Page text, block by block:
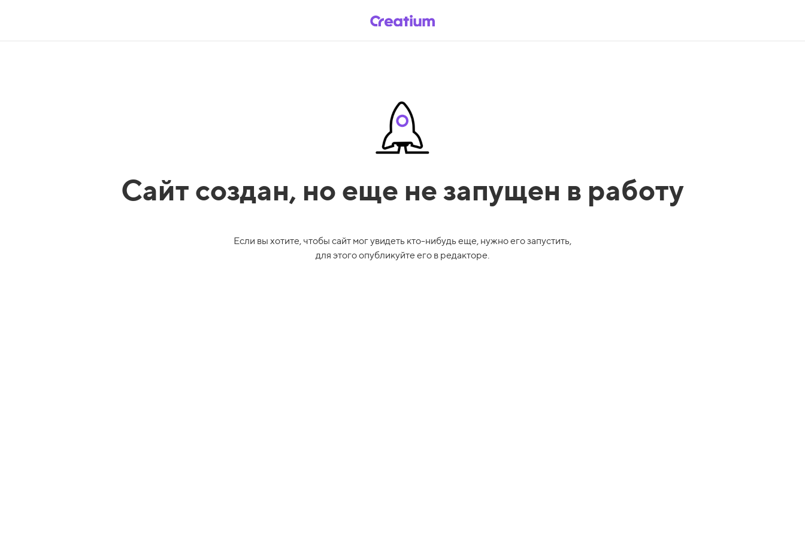
Сайт создан, но еще не запущен в работу
Если вы хотите, чтобы сайт мог увидеть кто-нибудь еще, нужно его запустить,
для этого опубликуйте его в редакторе.